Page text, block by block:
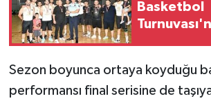
Basketbol
Sezon boyunca ortaya koyduğu
performansı final serisine de